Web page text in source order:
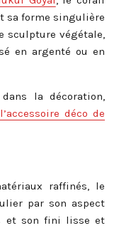
sa forme singulière
sculpture végétale,
en argenté ou en
la décoration,
déco de
raffinés, le
par son aspect
et son fini lisse et